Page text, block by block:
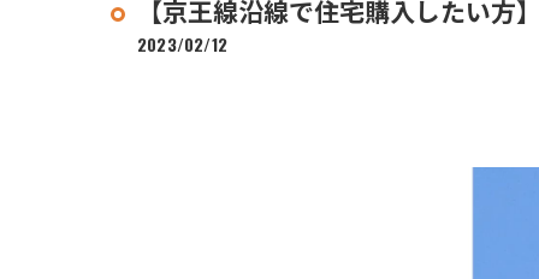
【京王線沿線で住宅購入したい方
2023/02/12